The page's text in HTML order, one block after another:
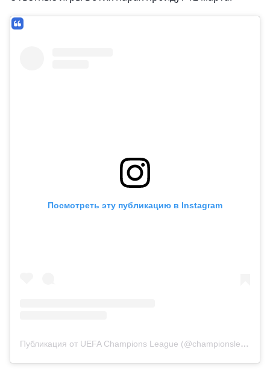
Посмотреть эту публикацию в Instagram
Публикация от UEFA Champions League (@championsleague)